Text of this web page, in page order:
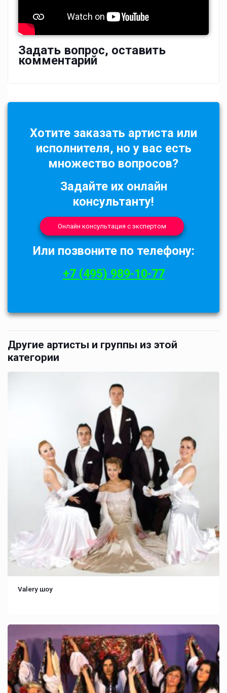
Задать вопрос, оставить
комментарий
Хотите заказать артиста или
исполнителя, но у вас есть
множество вопросов?
Задайте их онлайн
консультанту!
Онлайн консультация с экспертом
Или позвоните по телефону:
+7 (495) 989-10-77
Другие артисты и группы из этой
категории
Valery шоу